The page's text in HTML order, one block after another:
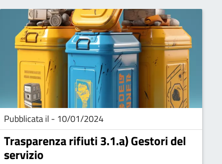
Pubblicata il - 10/01/2024
Trasparenza rifiuti 3.1.a) Gestori del
servizio